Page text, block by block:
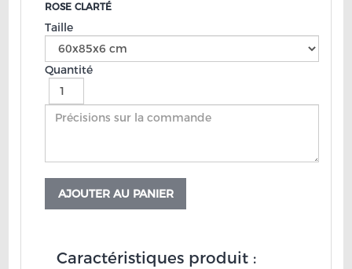
ROSE CLARTÉ
Taille
Quantité
AJOUTER AU PANIER
Caractéristiques produit :